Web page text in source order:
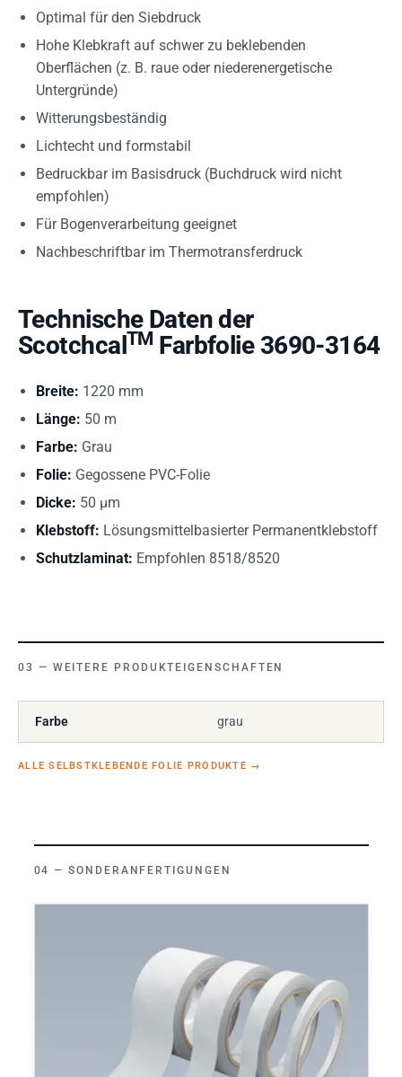
Optimal für den Siebdruck
Hohe Klebkraft auf schwer zu beklebenden
Oberflächen (z. B. raue oder niederenergetische
Untergründe)
Witterungsbeständig
Lichtecht und formstabil
Bedruckbar im Basisdruck (Buchdruck wird nicht
empfohlen)
Für Bogenverarbeitung geeignet
Nachbeschriftbar im Thermotransferdruck
Technische Daten der
ScotchcalTM Farbfolie 3690-3164
Breite: 1220 mm
Länge: 50 m
Farbe: Grau
Folie: Gegossene PVC-Folie
Dicke: 50 µm
Klebstoff: Lösungsmittelbasierter Permanentklebstoff
Schutzlaminat: Empfohlen 8518/8520
WEITERE PRODUKTEIGENSCHAFTEN
Farbe grau
ALLE SELBSTKLEBENDE FOLIE PRODUKTE →
SONDERANFERTIGUNGEN